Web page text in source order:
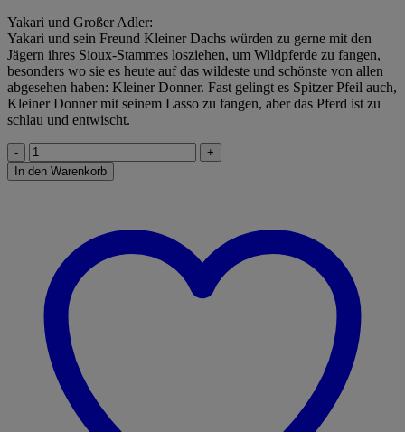
Yakari und Großer Adler:
Yakari und sein Freund Kleiner Dachs würden zu gerne mit den
Jägern ihres Sioux-Stammes losziehen, um Wildpferde zu fangen,
besonders wo sie es heute auf das wildeste und schönste von allen
abgesehen haben: Kleiner Donner. Fast gelingt es Spitzer Pfeil auch,
Kleiner Donner mit seinem Lasso zu fangen, aber das Pferd ist zu
schlau und entwischt.
Best
of
Yakari
In den Warenkorb